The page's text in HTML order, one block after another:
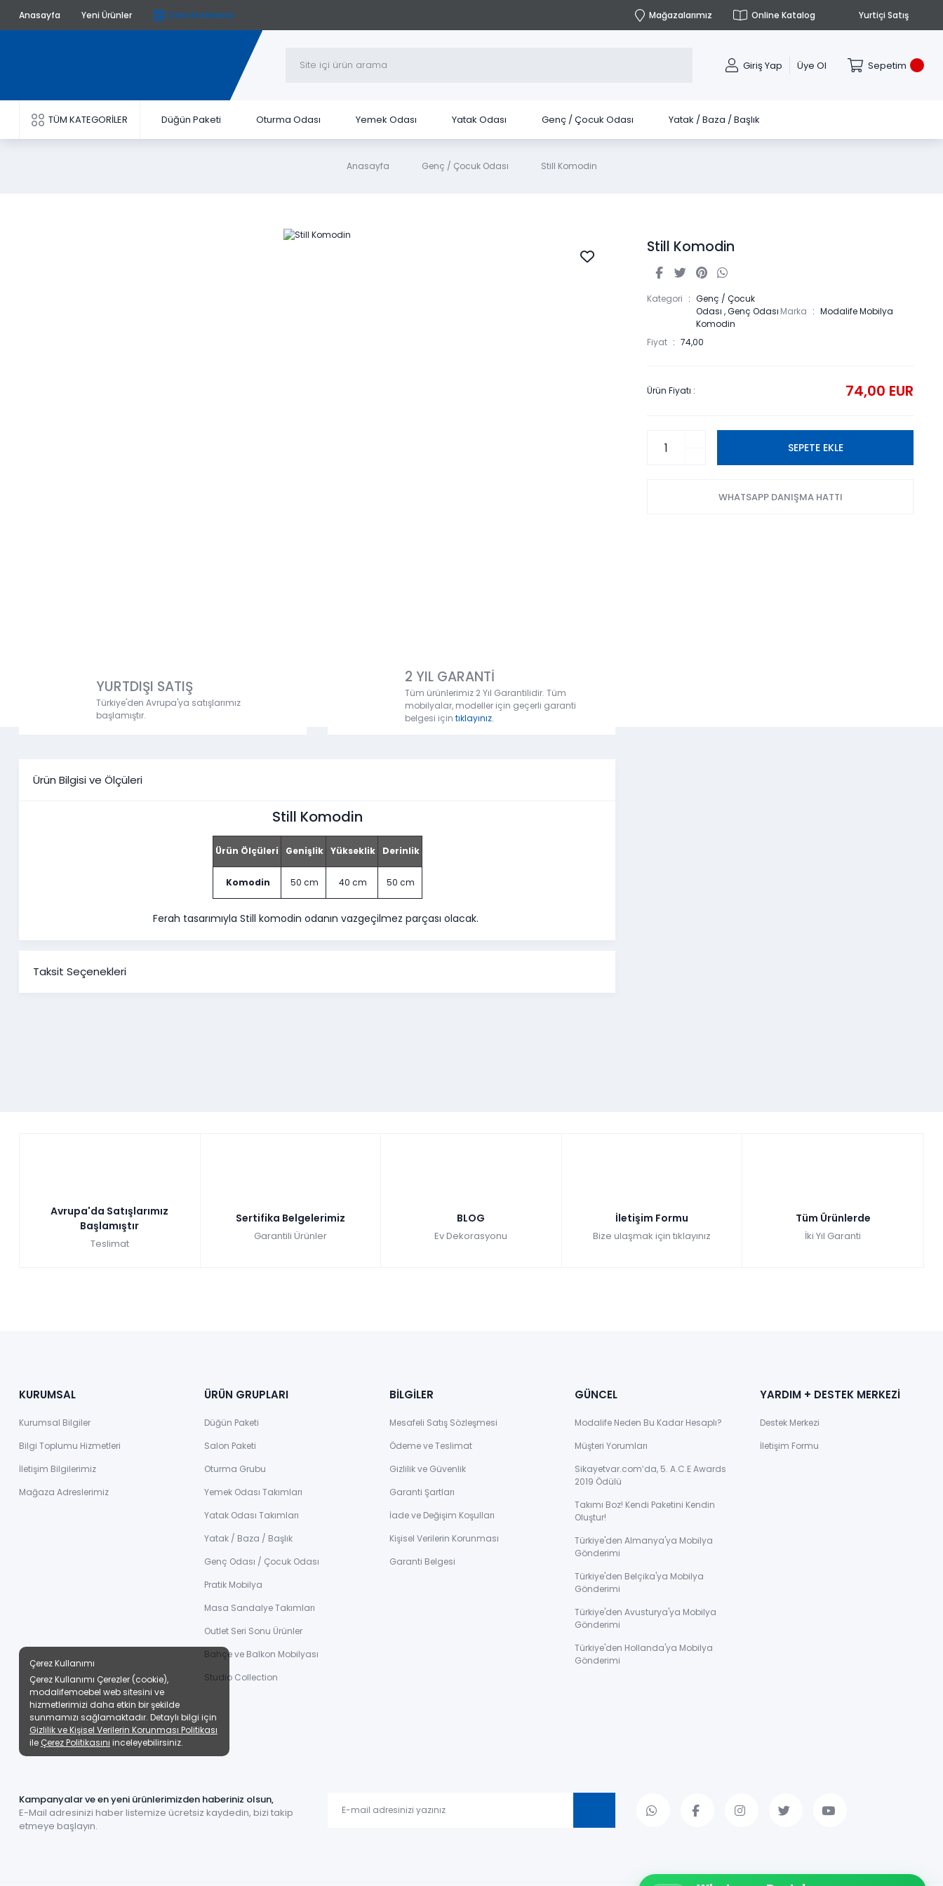
Anasayfa Yeni Ürünler Destek Merkezi Mağazalarımız Online Katalog Yurtiçi Satış
Giriş Yap Üye Ol Sepetim
TÜM KATEGORİLER Düğün Paketi Oturma Odası Yemek Odası Yatak Odası Genç / Çocuk Odası Yatak / Baza / Başlık
Anasayfa Genç / Çocuk Odası Still Komodin
YURTDIŞI SATIŞ
Türkiye'den Avrupa'ya satışlarımız
başlamıştır.
2 YIL GARANTİ
Tüm ürünlerimiz 2 Yıl Garantilidir. Tüm
mobilyalar, modeller için geçerli garanti
belgesi için tıklayınız.
Ürün Bilgisi ve Ölçüleri
Still Komodin
Ürün Ölçüleri Genişlik Yükseklik Derinlik
Komodin 50 cm 40 cm 50 cm
Ferah tasarımıyla Still komodin odanın vazgeçilmez parçası olacak.
Taksit Seçenekleri
Still Komodin
Kategori
Genç / Çocuk
Odası ,Genç Odası
Komodin
Marka Modalife Mobilya
Fiyat 74,00
Ürün Fiyatı : 74,00 EUR
SEPETE EKLE
WHATSAPP DANIŞMA HATTI
Avrupa'da Satışlarımız
Başlamıştır
Teslimat
Sertifika Belgelerimiz
Garantili Ürünler
BLOG
Ev Dekorasyonu
İletişim Formu
Bize ulaşmak için tıklayınız
Tüm Ürünlerde
İki Yıl Garanti
KURUMSAL
Kurumsal Bilgiler
Bilgi Toplumu Hizmetleri
İletişim Bilgilerimiz
Mağaza Adreslerimiz
ÜRÜN GRUPLARI
Düğün Paketi
Salon Paketi
Oturma Grubu
Yemek Odası Takımları
Yatak Odası Takımları
Yatak / Baza / Başlık
Genç Odası / Çocuk Odası
Pratik Mobilya
Masa Sandalye Takımları
Outlet Seri Sonu Ürünler
Bahçe ve Balkon Mobilyası
Studio Collection
BİLGİLER
Mesafeli Satış Sözleşmesi
Ödeme ve Teslimat
Gizlilik ve Güvenlik
Garanti Şartları
İade ve Değişim Koşulları
Kişisel Verilerin Korunması
Garanti Belgesi
GÜNCEL
Modalife Neden Bu Kadar Hesaplı?
Müşteri Yorumları
Sikayetvar.com’da, 5. A.C.E Awards
2019 Ödülü
Takımı Boz! Kendi Paketini Kendin
Oluştur!
Türkiye'den Almanya'ya Mobilya
Gönderimi
Türkiye'den Belçika'ya Mobilya
Gönderimi
Türkiye'den Avusturya'ya Mobilya
Gönderimi
Türkiye'den Hollanda'ya Mobilya
Gönderimi
YARDIM + DESTEK MERKEZİ
Destek Merkezi
İletişim Formu
Kampanyalar ve en yeni ürünlerimizden haberiniz olsun,
E-Mail adresinizi haber listemize ücretsiz kaydedin, bizi takip
etmeye başlayın.
Çerez Kullanımı
Çerez Kullanımı Çerezler (cookie),
modalifemoebel web sitesini ve
hizmetlerimizi daha etkin bir şekilde
sunmamızı sağlamaktadır. Detaylı bilgi için
Gizlilik ve Kişisel Verilerin Korunması Politikası
ile Çerez Politikasını inceleyebilirsiniz.